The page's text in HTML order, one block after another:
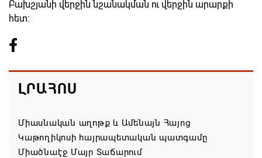
Բախշյանի վերջին նշանակման ու վերջին արարքի
հետ:
ԼՐԱՀՈՍ
Միասնական աղոթք և Ամենայն Հայոց
Կաթողիկոսի հայրապետական պատգամը
Միածնաէջ Մայր Տաճարում